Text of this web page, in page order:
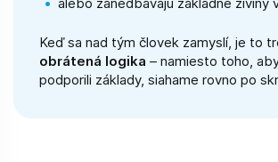
Keď sa nad tým človek zamyslí, je to
obrátená logika – namiesto toho,
podporili základy, siahame rovno po